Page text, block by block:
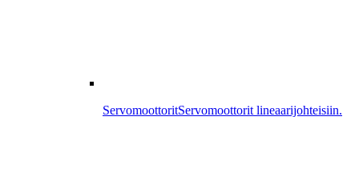
ServomoottoritServomoottorit lineaarijohteisiin.